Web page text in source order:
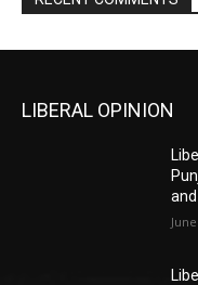
LIBERAL OPINION